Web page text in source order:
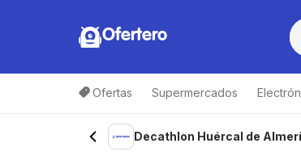
Ofertero
Ofertas Supermercados
Decathlon Huércal de